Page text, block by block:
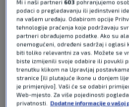
2 KOMENTARA
Observer
Nema tog trenera (tzv.
prije turnira još traži i istražuje
formaciji treba odigrati
Mi i naši partneri 603 pohranjujemo
podaci o pregledavanju ili jedinstveni
na vašem uređaju. Odabirom opcije
tehnologije praćenja koje podržavaju
partneri obrađujemo podatke. Ako su
onemogućeni, određeni sadržaj i oglasi
biti toliko relevantni za vas. Možete se
biste izmijenili svoje odabire ili povukli
trenutku klikom na Upravljaj
stranice [ili plutajuće ikone u donjem
je primjenjivo]. Vaši će se odabiri
Web-mjesto. Za više pojedinosti
privatnosti.
Dodatne informacije o vašoj